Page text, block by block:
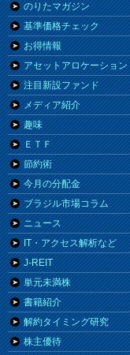
のりたマガジン
基準価格チェック
お得情報
アセットアロケーション
注目新設ファンド
メディア紹介
趣味
ＥＴＦ
節約術
今月の分配金
ブラジル市場コラム
ニュース
IT・アクセス解析など
J-REIT
単元未満株
書籍紹介
解約タイミング研究
株主優待